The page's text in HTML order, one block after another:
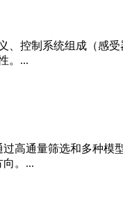
控制系统组成（感
。...
高通量筛选和多种模
。...